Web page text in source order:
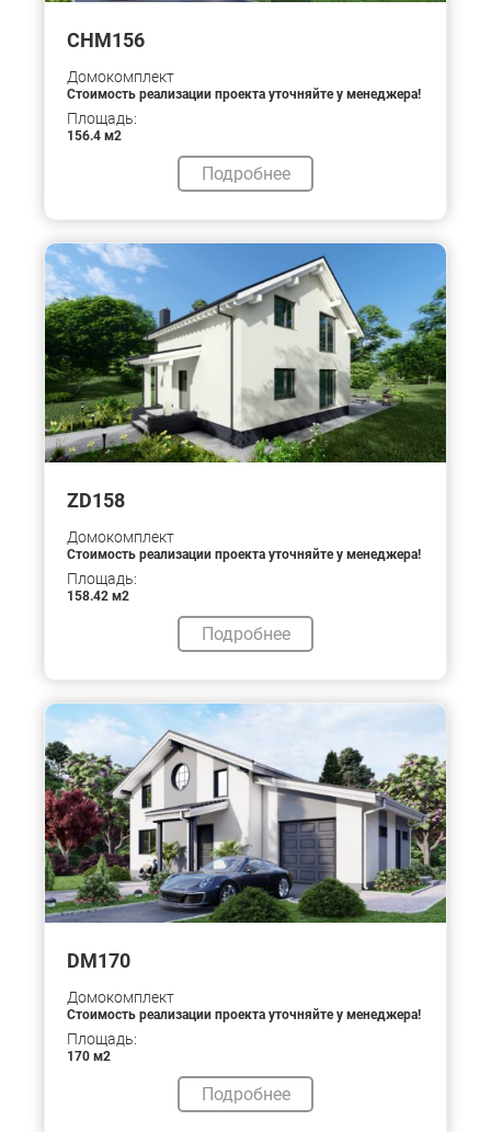
CHM156
Домокомплект
Стоимость реализации проекта уточняйте у менеджера!
Площадь:
156.4 м2
Подробнее
ZD158
Домокомплект
Стоимость реализации проекта уточняйте у менеджера!
Площадь:
158.42 м2
Подробнее
DM170
Домокомплект
Стоимость реализации проекта уточняйте у менеджера!
Площадь:
170 м2
Подробнее